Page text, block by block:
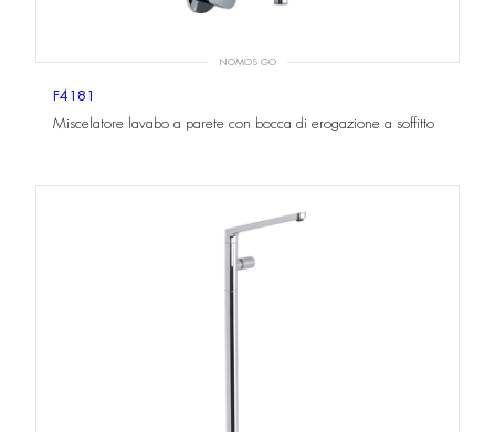
NOMOS GO
F4181
Miscelatore lavabo a parete con bocca di erogazione a soffitto